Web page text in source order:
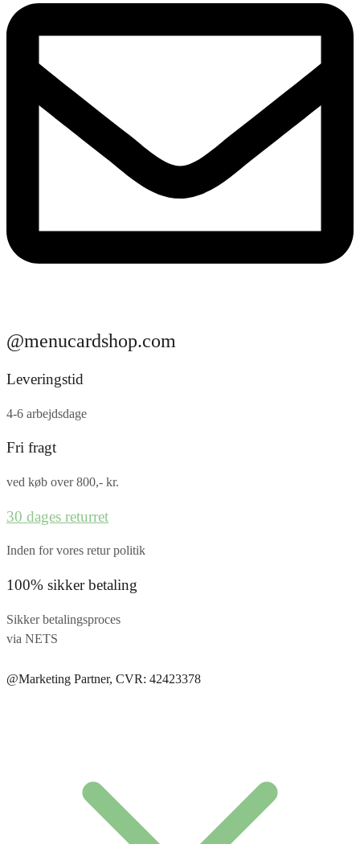
@menucardshop.com
Leveringstid
4-6 arbejdsdage
Fri fragt
ved køb over 800,- kr.
30 dages returret
Inden for vores retur politik
100% sikker betaling
Sikker betalingsproces
via NETS
@Marketing Partner, CVR: 42423378